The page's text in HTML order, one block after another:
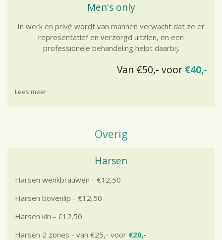
Men's only
In werk en privé wordt van mannen verwacht dat ze er
representatief en verzorgd uitzien, en een
professionele behandeling helpt daarbij.
Van €50,- voor €40,-
Lees meer
Overig
Harsen
Harsen wenkbrauwen - €12,50
Harsen bovenlip - €12,50
Harsen kin - €12,50
Harsen 2 zones - van €25,- voor €20,-